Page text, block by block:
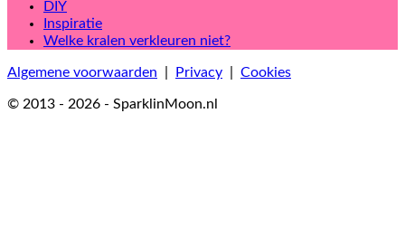
DIY
Inspiratie
Welke kralen verkleuren niet?
Algemene voorwaarden Privacy Cookies
© 2013 - 2026 - SparklinMoon.nl